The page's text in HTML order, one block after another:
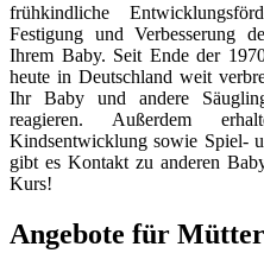
frühkindliche
Festigung und Verbesserung
Ihrem Baby. Seit Ende der
heute in Deutschland weit
Ihr Baby und andere
reagieren. Außerdem
Kindsentwicklung sowie Spiel-
gibt es Kontakt zu anderen
Kurs!
Angebote für